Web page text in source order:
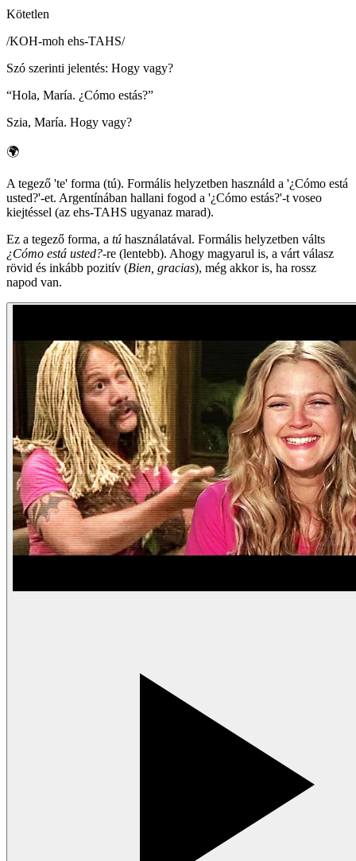
Kötetlen
/KOH-moh ehs-TAHS/
Szó szerinti jelentés: Hogy vagy?
“Hola, María. ¿Cómo estás?”
Szia, María. Hogy vagy?
🌍
A tegező 'te' forma (tú). Formális helyzetben használd a '¿Cómo está
usted?'-et. Argentínában hallani fogod a '¿Cómo estás?'-t voseo
kiejtéssel (az ehs-TAHS ugyanaz marad).
Ez a tegező forma, a tú használatával. Formális helyzetben válts
¿Cómo está usted?-re (lentebb). Ahogy magyarul is, a várt válasz
rövid és inkább pozitív (Bien, gracias), még akkor is, ha rossz
napod van.